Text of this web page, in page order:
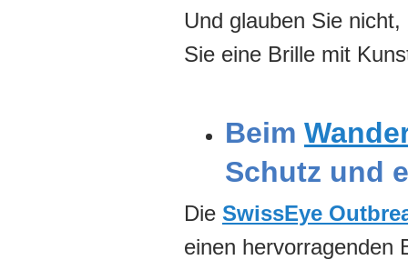
Und glauben Sie
Sie eine Brille mit
Beim
Schutz und
Die SwissEye
einen hervorragenden